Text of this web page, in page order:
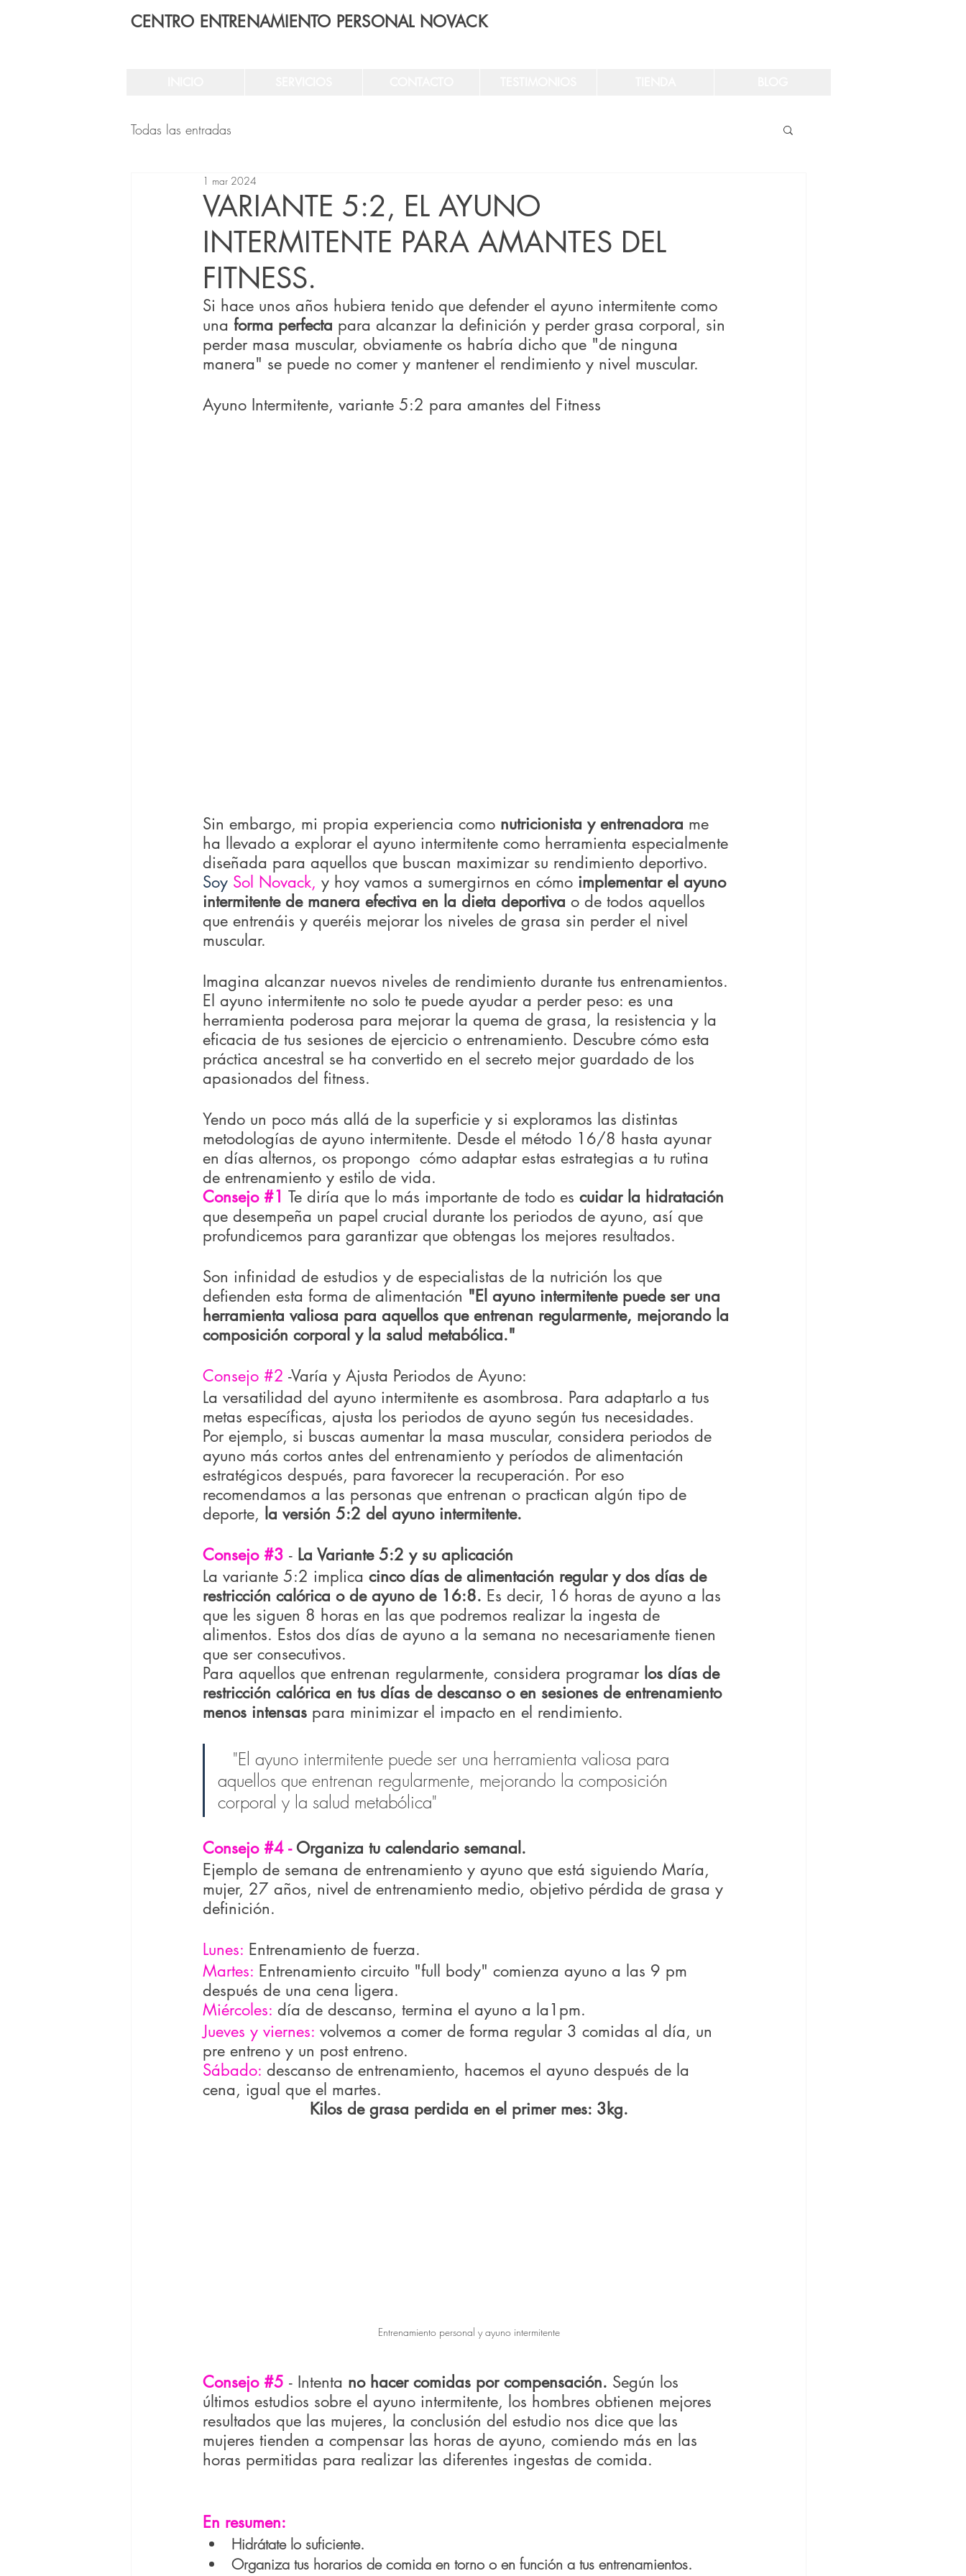
CENTRO ENTRENAMIENTO PERSONAL NOVACK
Todas las entradas
VARIANTE 5:2, EL AYUNO
INTERMITENTE PARA AMANTES DEL
FITNESS.
1 mar 2024
Si hace unos años hubiera tenido que defender el ayuno intermitente como
una forma perfecta para alcanzar la definición y perder grasa corporal, sin
perder masa muscular, obviamente os habría dicho que "de ninguna
manera" se puede no comer y mantener el rendimiento y nivel muscular.
Ayuno Intermitente, variante 5:2 para amantes del Fitness
Sin embargo, mi propia experiencia como nutricionista y entrenadora me
ha llevado a explorar el ayuno intermitente como herramienta especialmente
diseñada para aquellos que buscan maximizar su rendimiento deportivo.
Soy Sol Novack, y hoy vamos a sumergirnos en cómo implementar el ayuno
intermitente de manera efectiva en la dieta deportiva o de todos aquellos
que entrenáis y queréis mejorar los niveles de grasa sin perder el nivel
muscular.
Imagina alcanzar nuevos niveles de rendimiento durante tus entrenamientos.
El ayuno intermitente no solo te puede ayudar a perder peso: es una
herramienta poderosa para mejorar la quema de grasa, la resistencia y la
eficacia de tus sesiones de ejercicio o entrenamiento. Descubre cómo esta
práctica ancestral se ha convertido en el secreto mejor guardado de los
apasionados del fitness.
Yendo un poco más allá de la superficie y si exploramos las distintas
metodologías de ayuno intermitente. Desde el método 16/8 hasta ayunar
en días alternos, os propongo  cómo adaptar estas estrategias a tu rutina
de entrenamiento y estilo de vida.
Consejo #1 Te diría que lo más importante de todo es cuidar la hidratación
que desempeña un papel crucial durante los periodos de ayuno, así que
profundicemos para garantizar que obtengas los mejores resultados.
Son infinidad de estudios y de especialistas de la nutrición los que
defienden esta forma de alimentación "El ayuno intermitente puede ser una
herramienta valiosa para aquellos que entrenan regularmente, mejorando la
composición corporal y la salud metabólica."
Consejo #2 -Varía y Ajusta Periodos de Ayuno:
La versatilidad del ayuno intermitente es asombrosa. Para adaptarlo a tus
metas específicas, ajusta los periodos de ayuno según tus necesidades.
Por ejemplo, si buscas aumentar la masa muscular, considera periodos de
ayuno más cortos antes del entrenamiento y períodos de alimentación
estratégicos después, para favorecer la recuperación. Por eso
recomendamos a las personas que entrenan o practican algún tipo de
deporte, la versión 5:2 del ayuno intermitente.
Consejo #3 - La Variante 5:2 y su aplicación
La variante 5:2 implica cinco días de alimentación regular y dos días de
restricción calórica o de ayuno de 16:8. Es decir, 16 horas de ayuno a las
que les siguen 8 horas en las que podremos realizar la ingesta de
alimentos. Estos dos días de ayuno a la semana no necesariamente tienen
que ser consecutivos.
Para aquellos que entrenan regularmente, considera programar los días de
restricción calórica en tus días de descanso o en sesiones de entrenamiento
menos intensas para minimizar el impacto en el rendimiento.
aquellos que entrenan regularmente, mejorando la composición
corporal y la salud metabólica"
Consejo #4 - Organiza tu calendario semanal.
Ejemplo de semana de entrenamiento y ayuno que está siguiendo María,
mujer, 27 años, nivel de entrenamiento medio, objetivo pérdida de grasa y
definición.
Lunes: Entrenamiento de fuerza.
Martes: Entrenamiento circuito "full body" comienza ayuno a las 9 pm
después de una cena ligera.
Miércoles: día de descanso, termina el ayuno a la1pm.
Jueves y viernes: volvemos a comer de forma regular 3 comidas al día, un
pre entreno y un post entreno.
Sábado: descanso de entrenamiento, hacemos el ayuno después de la
cena, igual que el martes.
Kilos de grasa perdida en el primer mes: 3kg.
Entrenamiento personal y ayuno intermitente
Consejo #5 - Intenta no hacer comidas por compensación. Según los
últimos estudios sobre el ayuno intermitente, los hombres obtienen mejores
resultados que las mujeres, la conclusión del estudio nos dice que las
mujeres tienden a compensar las horas de ayuno, comiendo más en las
horas permitidas para realizar las diferentes ingestas de comida.
En resumen:
Hidrátate lo suficiente.
Organiza tus horarios de comida en torno o en función a tus entrenamientos.